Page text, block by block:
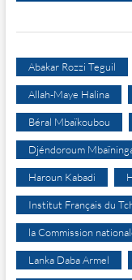
Abakar Rozzi Teguil
Allah-Maye Halina
Béral Mbaïkoubou
Djéndoroum
Haroun Kabadi
Institut Français du
la Commission
Lanka Daba Armel